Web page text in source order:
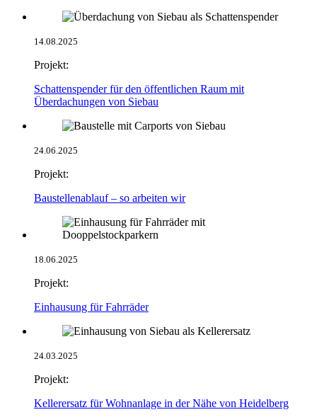
14.08.2025
Projekt:
Schattenspender für den öffentlichen Raum mit
Überdachungen von Siebau
24.06.2025
Projekt:
Baustellenablauf – so arbeiten wir
18.06.2025
Projekt:
Einhausung für Fahrräder
24.03.2025
Projekt:
Kellerersatz für Wohnanlage in der Nähe von Heidelberg